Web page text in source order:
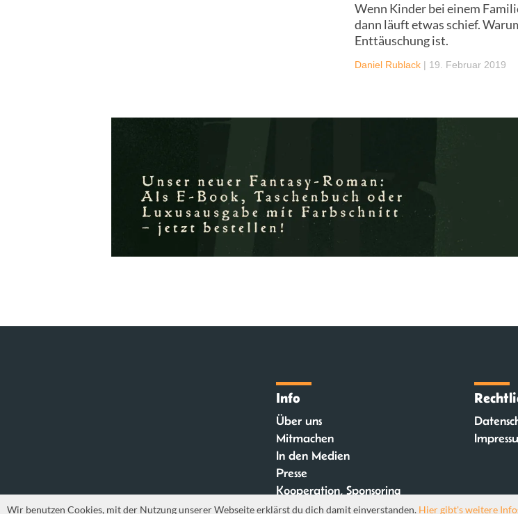
Wenn Kinder bei einem
dann läuft etwas schief.
Enttäuschung ist.
Daniel Rublack | 19. Februar 2019
Info
Über uns
Mitmachen
In den Medien
Presse
Kooperation, Sponsoring
FAQ
Wir benutzen Cookies, mit der Nutzung unserer Webseite erklärst du dich damit einverstanden. Hier gibt's weitere